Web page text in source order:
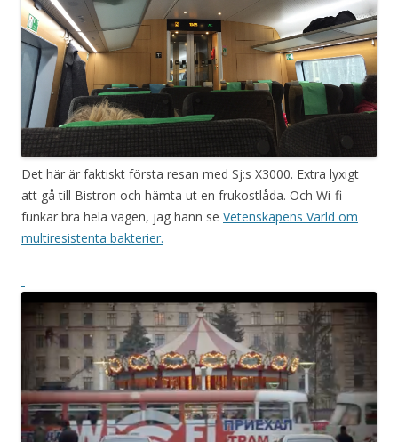
Det här är faktiskt första resan med Sj:s X3000. Extra lyxigt
att gå till Bistron och hämta ut en frukostlåda. Och Wi-fi
funkar bra hela vägen, jag hann se Vetenskapens Värld om
multiresistenta bakterier.